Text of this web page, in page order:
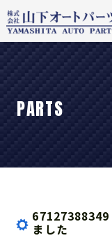
PARTS
67127388349
ました